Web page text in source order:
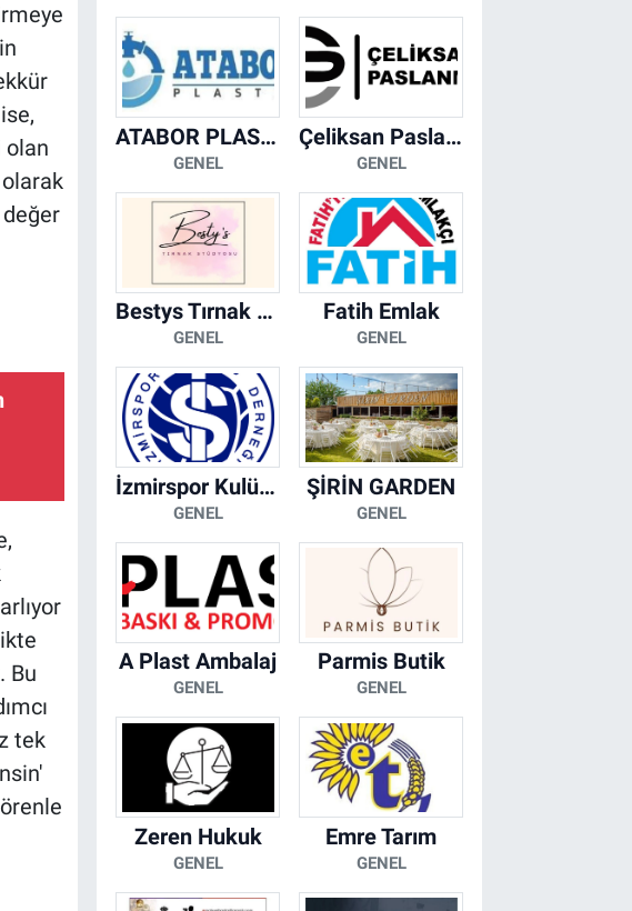
olan
Bu
tek
ATABOR PLASTİK
GENEL
Çeliksan Paslanmaz
GENEL
Bestys Tırnak Stüdyosu
GENEL
Fatih Emlak
GENEL
İzmirspor Kulübü Derneği
GENEL
ŞİRİN GARDEN
GENEL
A Plast Ambalaj
GENEL
Parmis Butik
GENEL
Zeren Hukuk
GENEL
Emre Tarım
GENEL